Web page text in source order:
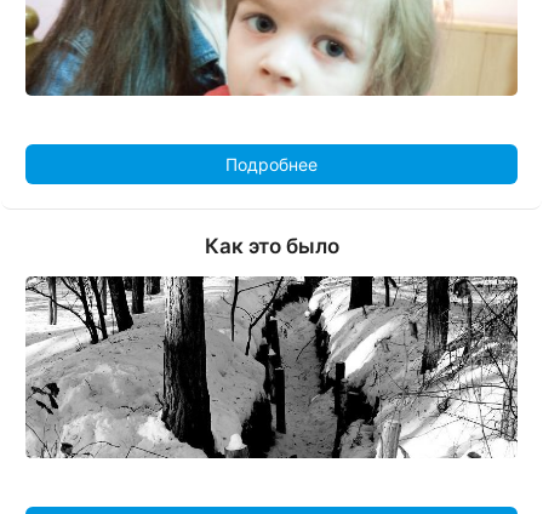
Подробнее
Как это было